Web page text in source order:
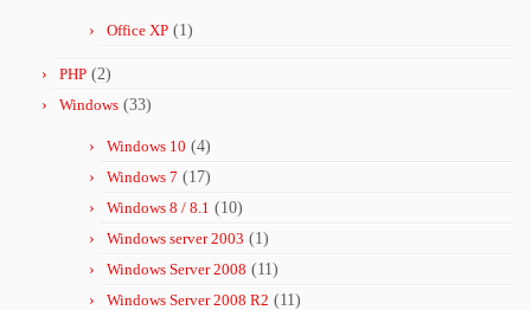
Office XP (1)
PHP (2)
Windows (33)
Windows 10 (4)
Windows 7 (17)
Windows 8 / 8.1 (10)
Windows server 2003 (1)
Windows Server 2008 (11)
Windows Server 2008 R2 (11)